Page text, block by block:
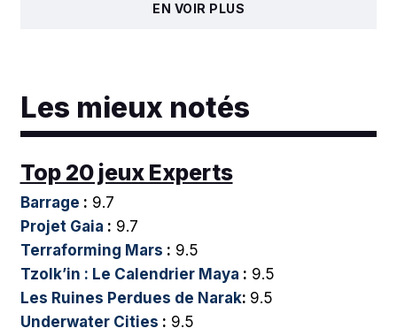
EN VOIR PLUS
Les mieux notés
Top 20 jeux Experts
Barrage : 9.7
Projet Gaia : 9.7
Terraforming Mars : 9.5
Tzolk’in : Le Calendrier Maya : 9.5
Les Ruines Perdues de Narak: 9.5
Underwater Cities : 9.5